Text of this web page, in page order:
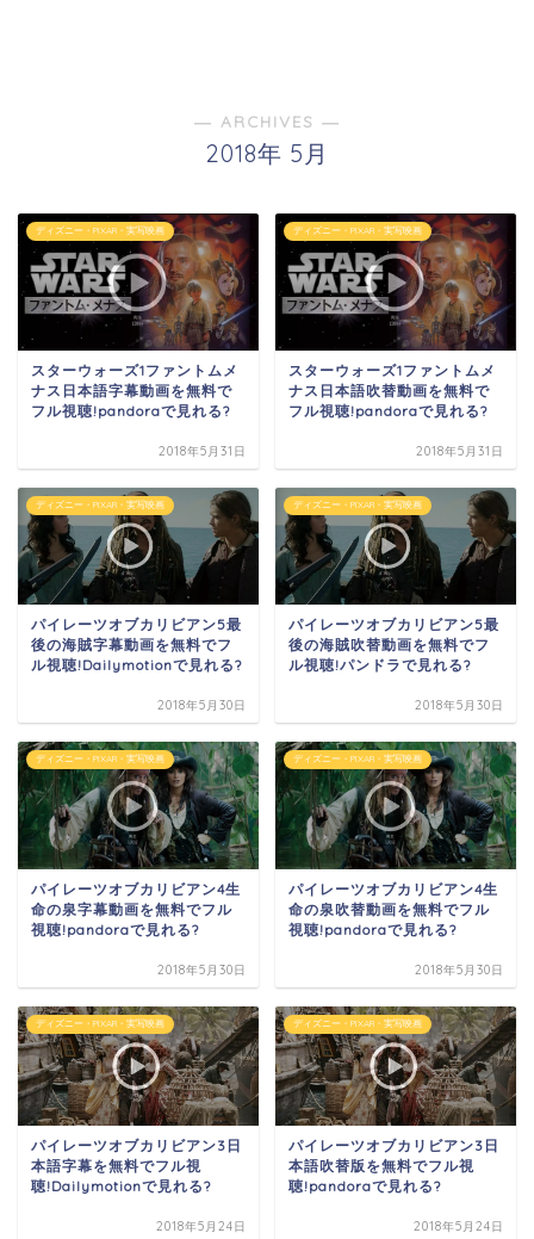
― ARCHIVES ―
2018年 5月
ディズニー・PIXAR・実写映画
スターウォーズ1ファントムメ
ナス日本語字幕動画を無料で
フル視聴!pandoraで見れる?
2018年5月31日
ディズニー・PIXAR・実写映画
スターウォーズ1ファントムメ
ナス日本語吹替動画を無料で
フル視聴!pandoraで見れる?
2018年5月31日
ディズニー・PIXAR・実写映画
パイレーツオブカリビアン5最
後の海賊字幕動画を無料でフ
ル視聴!Dailymotionで見れる?
2018年5月30日
ディズニー・PIXAR・実写映画
パイレーツオブカリビアン5最
後の海賊吹替動画を無料でフ
ル視聴!パンドラで見れる?
2018年5月30日
ディズニー・PIXAR・実写映画
パイレーツオブカリビアン4生
命の泉字幕動画を無料でフル
視聴!pandoraで見れる?
2018年5月30日
ディズニー・PIXAR・実写映画
パイレーツオブカリビアン4生
命の泉吹替動画を無料でフル
視聴!pandoraで見れる?
2018年5月30日
ディズニー・PIXAR・実写映画
パイレーツオブカリビアン3日
本語字幕を無料でフル視
聴!Dailymotionで見れる?
2018年5月24日
ディズニー・PIXAR・実写映画
パイレーツオブカリビアン3日
本語吹替版を無料でフル視
聴!pandoraで見れる?
2018年5月24日